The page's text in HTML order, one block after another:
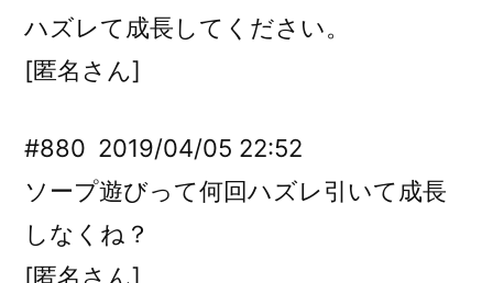
ハズレて成長してください。
[匿名さん]
#880 2019/04/05 22:52
ソープ遊びって何回ハズレ引いて成長
しなくね？
[匿名さん]